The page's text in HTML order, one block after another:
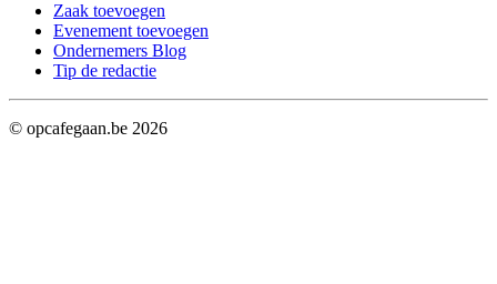
Zaak toevoegen
Evenement toevoegen
Ondernemers Blog
Tip de redactie
© opcafegaan.be 2026